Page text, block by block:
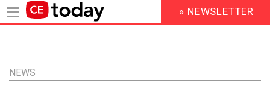
Inhalt
HEADER
MENU
» NEWSLETTER
NEWS